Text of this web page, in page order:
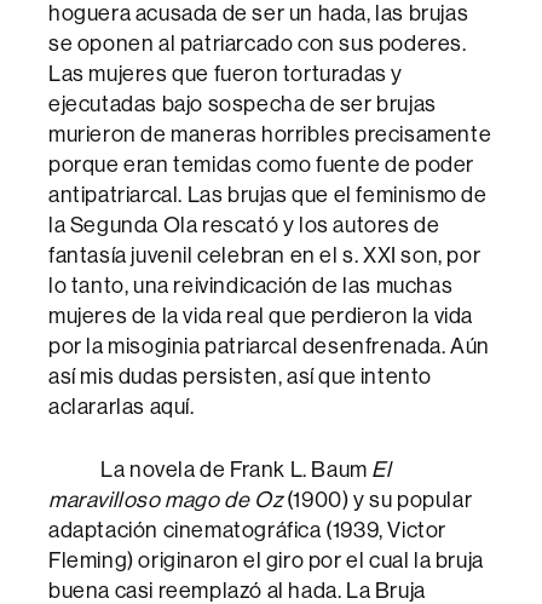
hoguera acusada de ser un hada, las brujas
se oponen al patriarcado con sus poderes.
Las mujeres que fueron torturadas y
ejecutadas bajo sospecha de ser brujas
murieron de maneras horribles precisamente
porque eran temidas como fuente de poder
antipatriarcal. Las brujas que el feminismo de
la Segunda Ola rescató y los autores de
fantasía juvenil celebran en el s. XXI son, por
lo tanto, una reivindicación de las muchas
mujeres de la vida real que perdieron la vida
por la misoginia patriarcal desenfrenada. Aún
así mis dudas persisten, así que intento
aclararlas aquí.
La novela de Frank L. Baum El
maravilloso mago de Oz(1900) y su popular
adaptación cinematográfica (1939, Victor
Fleming) originaron el giro por el cual la bruja
buena casi reemplazó al hada. La Bruja